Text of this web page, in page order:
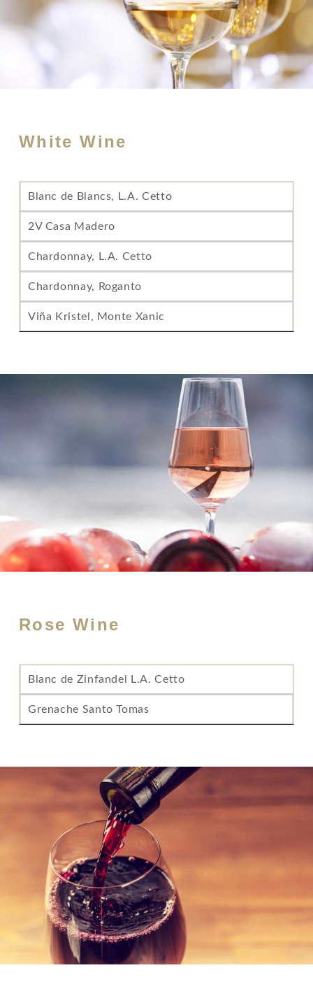
White Wine
Blanc de Blancs, L.A. Cetto
2V Casa Madero
Chardonnay, L.A. Cetto
Chardonnay, Roganto
Viña Kristel, Monte Xanic
Rose Wine
Blanc de Zinfandel L.A. Cetto
Grenache Santo Tomas